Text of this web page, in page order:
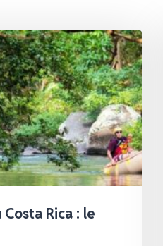
Rica : le